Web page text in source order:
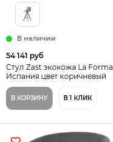
В наличии
54 141 руб
Стул Zast экокожа La Forma
Испания цвет коричневый
В КОРЗИНУ В 1 КЛИК